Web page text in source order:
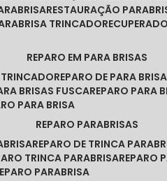
RESTAURAÇÃO
TRINCADO
REPARO EM PARA BRISAS
TRINCADO REPARO DE PARA
BRISAS FUSCA REPARO PARA
PARA BRISA
REPARO PARABRISAS
REPARO DE TRINCA
TRINCA PARABRISA
REPARO PARABRISA